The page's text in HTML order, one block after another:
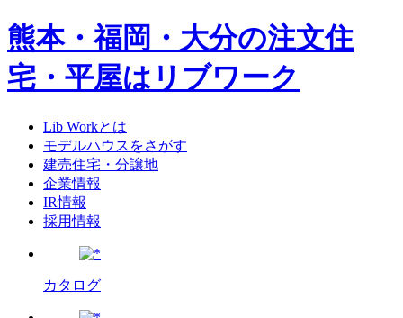
熊本・福岡・大分の注文住
宅・平屋はリブワーク
Lib Workとは
モデルハウスをさがす
建売住宅・分譲地
企業情報
IR情報
採用情報
カタログ